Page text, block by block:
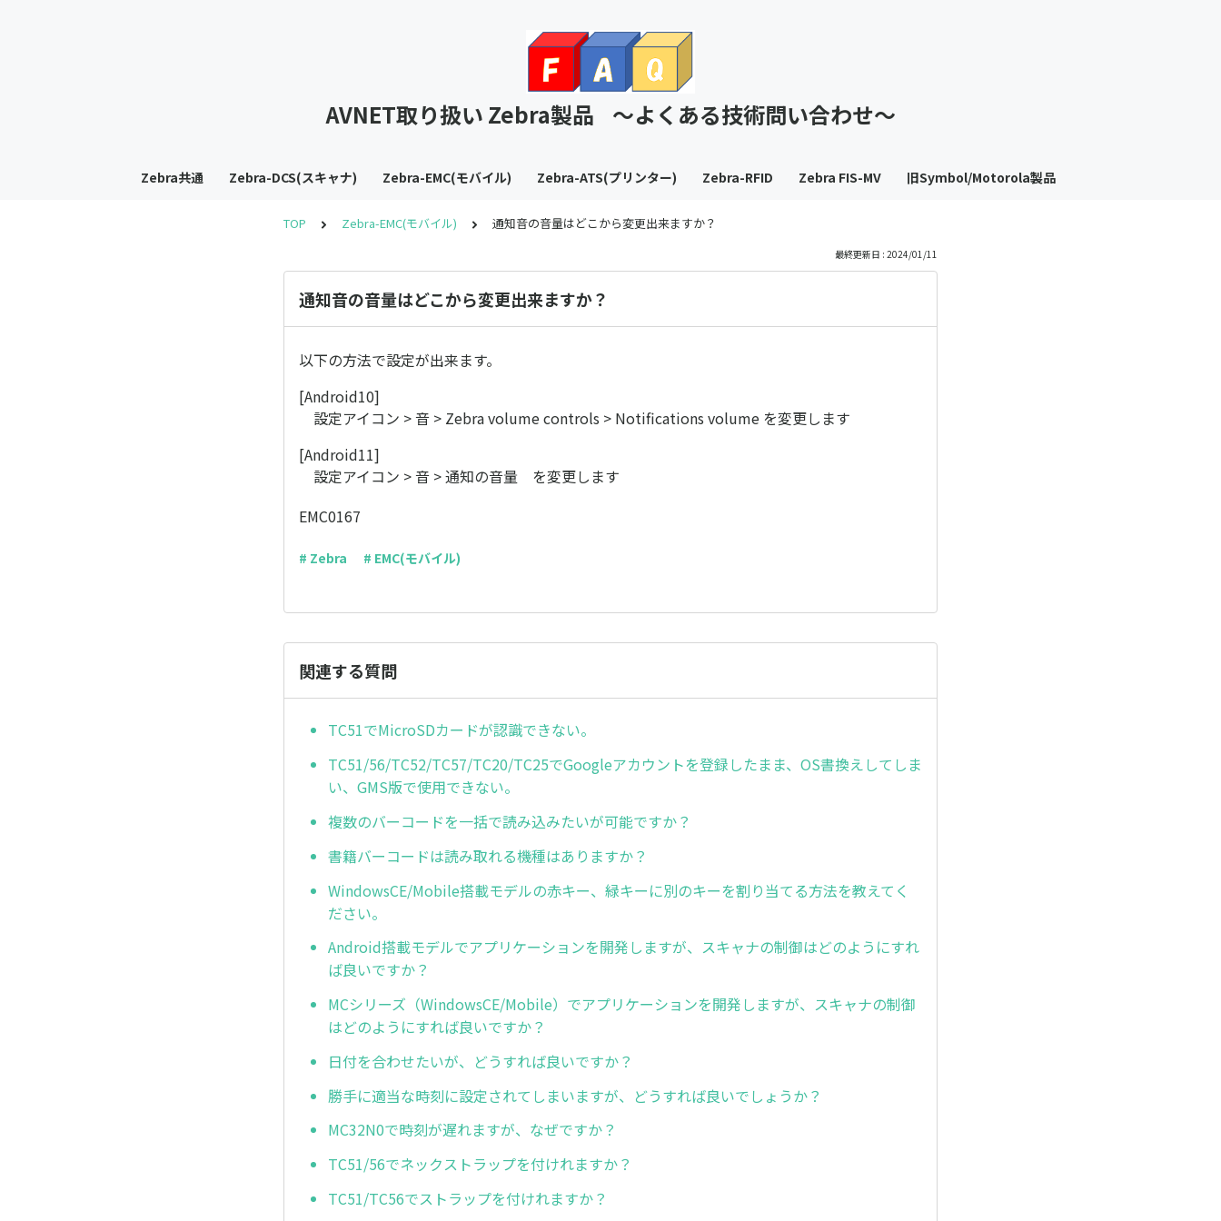
AVNET取り扱い Zebra製品 ～よくある技術問い合わせ～
Zebra共通 Zebra-DCS(スキャナ) Zebra-EMC(モバイル) Zebra-ATS(プリンター) Zebra-RFID Zebra FIS-MV 旧Symbol/Motorola製品
TOP Zebra-EMC(モバイル) 通知音の音量はどこから変更出来ますか？
最終更新日 : 2024/01/11
通知音の音量はどこから変更出来ますか？
以下の方法で設定が出来ます。
[Android10]
設定アイコン > 音 > Zebra volume controls > Notifications volume を変更します
[Android11]
設定アイコン > 音 > 通知の音量 を変更します
EMC0167
# Zebra # EMC(モバイル)
関連する質問
TC51でMicroSDカードが認識できない。
TC51/56/TC52/TC57/TC20/TC25でGoogleアカウントを登録したまま、OS書換えしてしま
い、GMS版で使用できない。
複数のバーコードを一括で読み込みたいが可能ですか？
書籍バーコードは読み取れる機種はありますか？
WindowsCE/Mobile搭載モデルの赤キー、緑キーに別のキーを割り当てる方法を教えてく
ださい。
Android搭載モデルでアプリケーションを開発しますが、スキャナの制御はどのようにすれ
ば良いですか？
MCシリーズ（WindowsCE/Mobile）でアプリケーションを開発しますが、スキャナの制御
はどのようにすれば良いですか？
日付を合わせたいが、どうすれば良いですか？
勝手に適当な時刻に設定されてしまいますが、どうすれば良いでしょうか？
MC32N0で時刻が遅れますが、なぜですか？
TC51/56でネックストラップを付けれますか？
TC51/TC56でストラップを付けれますか？